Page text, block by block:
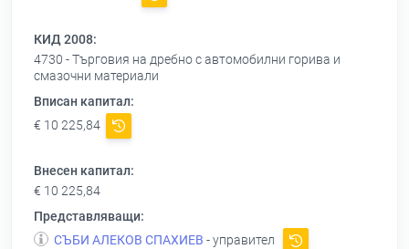
КИД 2008:
4730 - Търговия на дребно с автомобилни горива и
смазочни материали
Вписан капитал:
€ 10 225,84
Внесен капитал:
€ 10 225,84
Представляващи:
СЪБИ АЛЕКОВ СПАХИЕВ - управител